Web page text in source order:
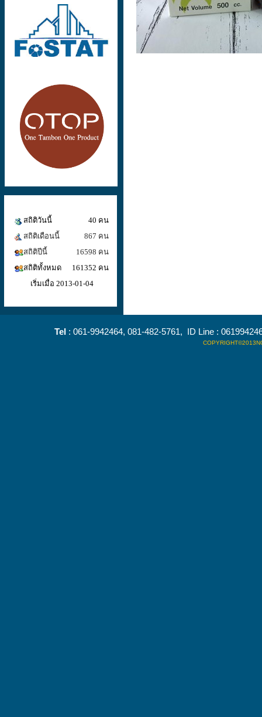
สถิติวันนี้
40 คน
สถิติเดือนนี้
867 คน
สถิติปีนี้
16598 คน
สถิติทั้งหมด
161352 คน
เริ่มเมื่อ 2013-01-04
Tel : 061-9942464, 081-482-5761, ID Line :